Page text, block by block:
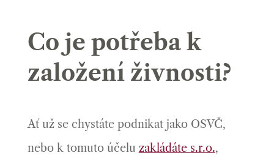
Co je potřeba k
založení živnosti?
Ať už se chystáte podnikat jako OSVČ,
nebo k tomuto účelu zakládáte s.r.o.,